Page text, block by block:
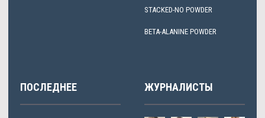
STACKED-NO POWDER
BETA-ALANINE POWDER
ПОСЛЕДНЕЕ ЖУРНАЛИСТЫ